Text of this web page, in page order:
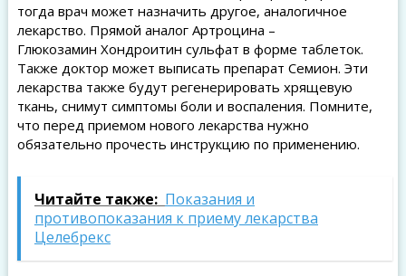
тогда врач может назначить другое, аналогичное
лекарство. Прямой аналог Артроцина –
Глюкозамин Хондроитин сульфат в форме таблеток.
Также доктор может выписать препарат Семион. Эти
лекарства также будут регенерировать хрящевую
ткань, снимут симптомы боли и воспаления. Помните,
что перед приемом нового лекарства нужно
обязательно прочесть инструкцию по применению.
Читайте также: Показания и
противопоказания к приему лекарства
Целебрекс